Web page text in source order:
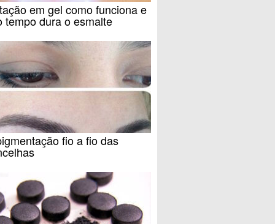
em gel como funciona e
tempo dura o esmalte
fio a fio das